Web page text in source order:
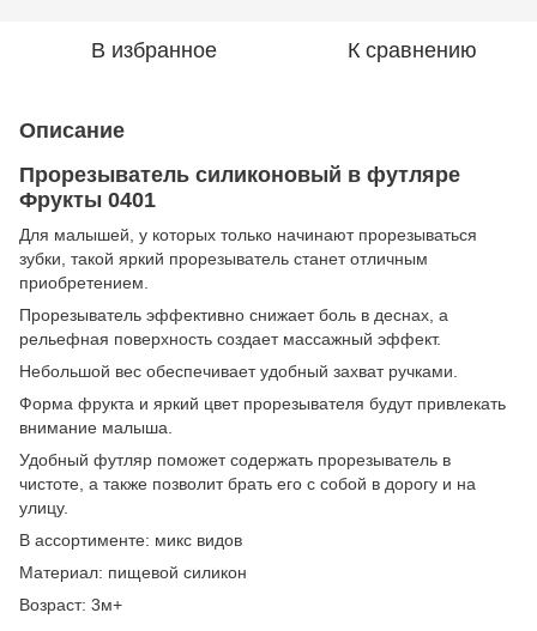
В избранное К сравнению
Описание
Прорезыватель силиконовый в футляре
Фрукты 0401
Для малышей, у которых только начинают прорезываться
зубки, такой яркий прорезыватель станет отличным
приобретением.
Прорезыватель эффективно снижает боль в деснах, а
рельефная поверхность создает массажный эффект.
Небольшой вес обеспечивает удобный захват ручками.
Форма фрукта и яркий цвет прорезывателя будут привлекать
внимание малыша.
Удобный футляр поможет содержать прорезыватель в
чистоте, а также позволит брать его с собой в дорогу и на
улицу.
В ассортименте: микс видов
Материал: пищевой силикон
Возраст: 3м+